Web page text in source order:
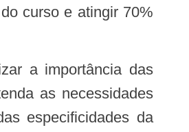
curso e atingir 70%
as necessidades
especificidades da